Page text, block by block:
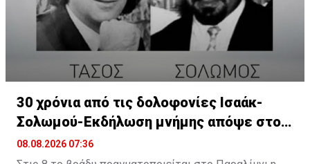
Η δημοσίευση κοινοποιήθηκε από το χρήστη Παιδική Χαρά
30 χρόνια από τις δολοφονίες Ισαάκ-
Σολωμού-Εκδήλωση μνήμης απόψε στο
Παραλίμνι
08.08.2026 07:36